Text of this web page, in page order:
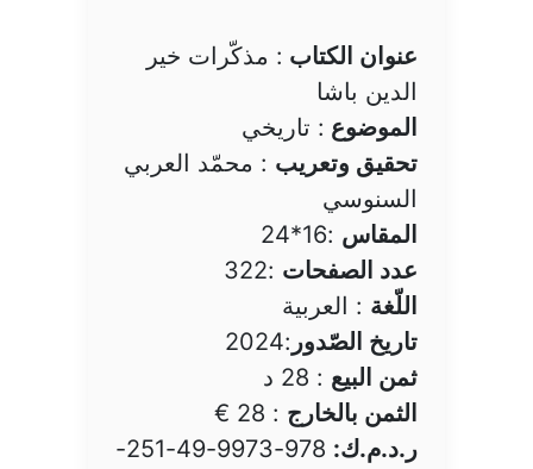
عنوان الكتاب : مذكّرات خير
الدين باشا
الموضوع : تاريخي
تحقيق وتعريب : محمّد العربي
السنوسي
المقاس :16*24
عدد الصفحات :322
اللّغة : العربية
تاريخ الصّدور :2024
ثمن البيع : 28 د
الثمن بالخارج : 28 €
ر.د.م.ك:
978-9973-49-251-